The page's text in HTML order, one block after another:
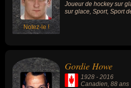
Notez-le !
Joueur de hockey sur
sur glace, Sport, Sport
Gordie Howe
1928 - 2016
Canadien , 88 ans